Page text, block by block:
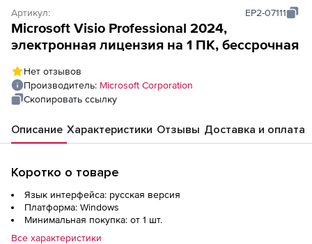
Артикул: EP2-07111
Microsoft Visio Professional 2024,
электронная лицензия на 1 ПК, бессрочная
Нет отзывов
Производитель: Microsoft Corporation
Скопировать ссылку
Описание Характеристики Отзывы Доставка и оплата
Коротко о товаре
Язык интерфейса: русская версия
Платформа: Windows
Минимальная покупка: от 1 шт.
Все характеристики